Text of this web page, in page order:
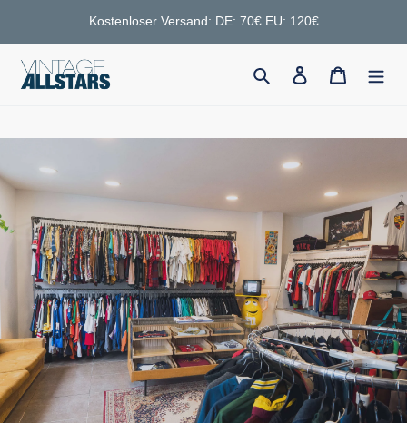
Kostenloser Versand: DE: 70€ EU: 120€
Suchen Einloggen